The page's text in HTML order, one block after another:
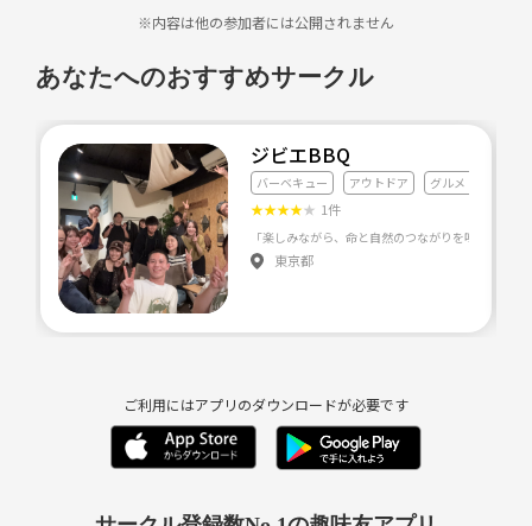
に食べに行けたらと思い立ち上げました！
中華好きの方と情報交換できたり、繋がれたりして皆んな仲良くなって
もらえたら嬉しいです♪
※内容は他の参加者には公開されません
あなたへのおすすめサークル
ジビエBBQ
バーベキュー アウトドア グルメ・料理全般
★★★★★ 1件
東京都
ご利用にはアプリのダウンロードが必要です